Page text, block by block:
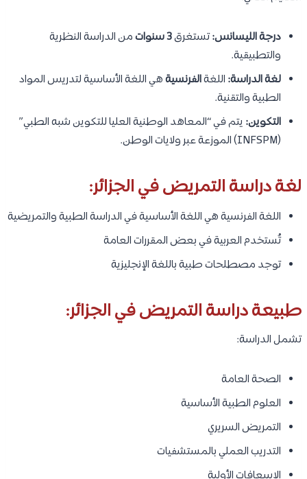
درجة الليسانس:تستغرق3 سنوات
من الدراسة النظرية
والتطبيقية.
لغة الدراسة: اللغةالفرنسيةهي اللغة الأساسية لتدريس المواد
الطبية والتقنية.
التكوين: يتم في “المعاهد الوطنية العليا للتكوين شبه الطبي”
(INFSPM) الموزعة عبر ولايات الوطن.
لغة دراسة التمريض في الجزائر:
اللغة الفرنسية هي اللغة الأساسية في الدراسة الطبية والتمريضية
تُستخدم العربية في بعض المقررات العامة
توجد مصطلحات طبية باللغة الإنجليزية
طبيعة دراسة التمريض في الجزائر:
تشمل الدراسة:
الصحة العامة
العلوم الطبية الأساسية
التمريض السريري
التدريب العملي بالمستشفيات